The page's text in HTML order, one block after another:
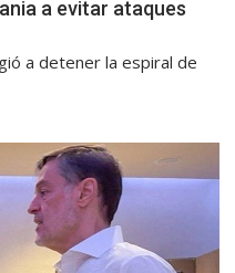
a evitar ataques
a detener la espiral de